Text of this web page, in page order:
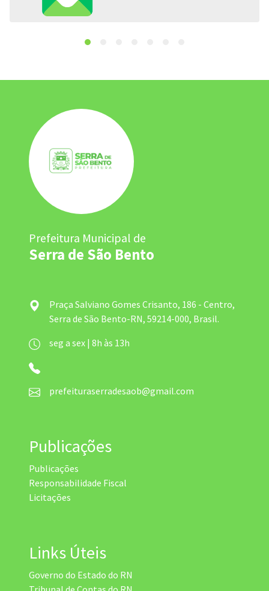
Prefeitura Municipal de
Serra de São Bento
Praça Salviano Gomes Crisanto, 186 - Centro,
Serra de São Bento-RN, 59214-000, Brasil.
seg a sex | 8h às 13h
prefeituraserradesaob@gmail.com
Publicações
Publicações
Responsabilidade Fiscal
Licitações
Links Úteis
Governo do Estado do RN